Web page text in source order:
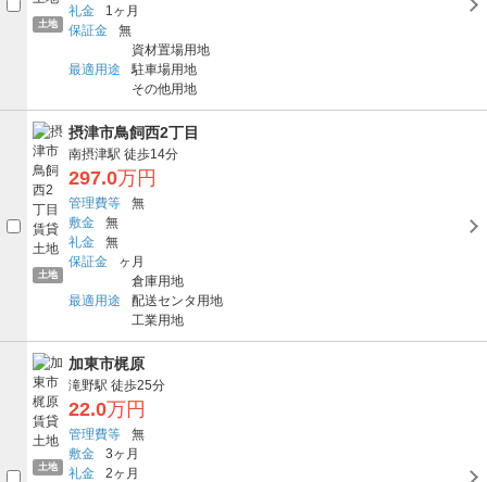
土地
礼金
1ヶ月
保証金
無
最適用途
資材置場用地
駐車場用地
その他用地
土地
摂津市鳥飼西2丁目
南摂津駅 徒歩14分
297.0万円
管理費等
無
敷金
無
礼金
無
保証金
ヶ月
最適用途
倉庫用地
配送センタ用地
工業用地
土地
加東市梶原
滝野駅 徒歩25分
22.0万円
管理費等
無
敷金
3ヶ月
礼金
2ヶ月